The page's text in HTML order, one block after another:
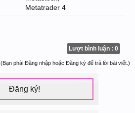
Metatrader 4
Lượt bình luận : 0
(Bạn phải Đăng nhập hoặc Đăng ký để trả lời bài viết.)
Đăng ký!